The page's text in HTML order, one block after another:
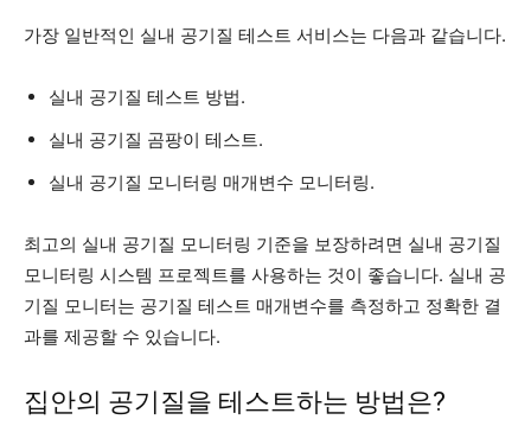
가장 일반적인 실내 공기질 테스트 서비스는 다음과 같습니다.
실내 공기질 테스트 방법.
실내 공기질 곰팡이 테스트.
실내 공기질 모니터링 매개변수 모니터링.
최고의 실내 공기질 모니터링 기준을 보장하려면 실내 공기질
모니터링 시스템 프로젝트를 사용하는 것이 좋습니다. 실내 공
기질 모니터는 공기질 테스트 매개변수를 측정하고 정확한 결
과를 제공할 수 있습니다.
집안의 공기질을 테스트하는 방법은?